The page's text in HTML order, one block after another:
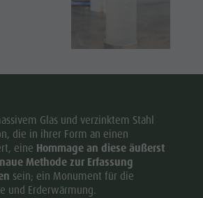
Glas und verzinktem Stahl
die in ihrer Form an einen
eine Hommage an diese äußerst
Methode zur Erfassung
sein; ein Monument für die
und Erderwärmung.